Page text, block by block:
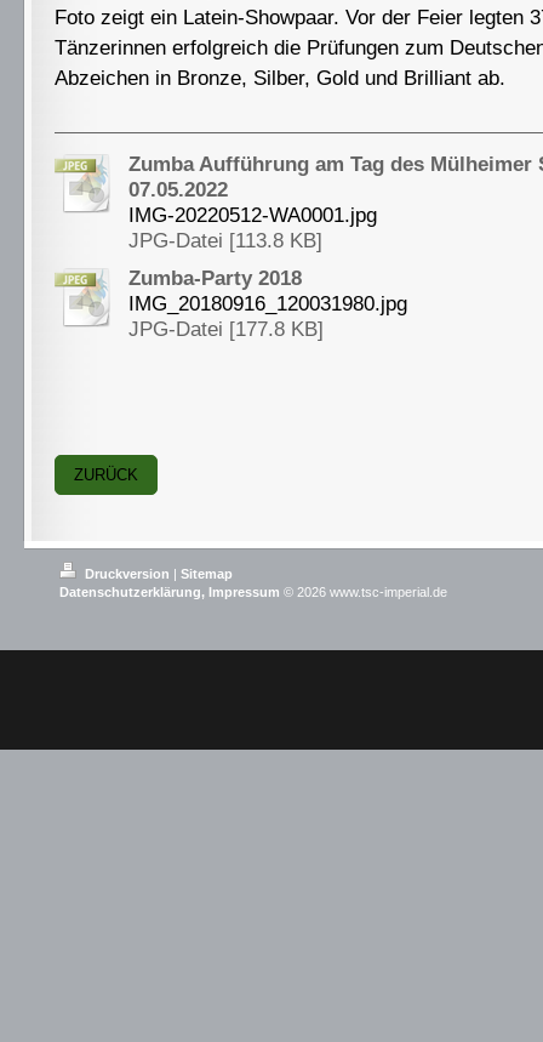
Foto zeigt ein Latein-Showpaar. Vor der Feier legten
Tänzerinnen erfolgreich die Prüfungen zum
Abzeichen in Bronze, Silber, Gold und Brilliant ab.
Zumba Aufführung am Tag des Mülheimer
07.05.2022
IMG-20220512-WA0001.jpg
JPG-Datei [113.8 KB]
Zumba-Party 2018
IMG_20180916_120031980.jpg
JPG-Datei [177.8 KB]
ZURÜCK
Druckversion | Sitemap
Datenschutzerklärung, Impressum © 2026 www.tsc-imperial.de